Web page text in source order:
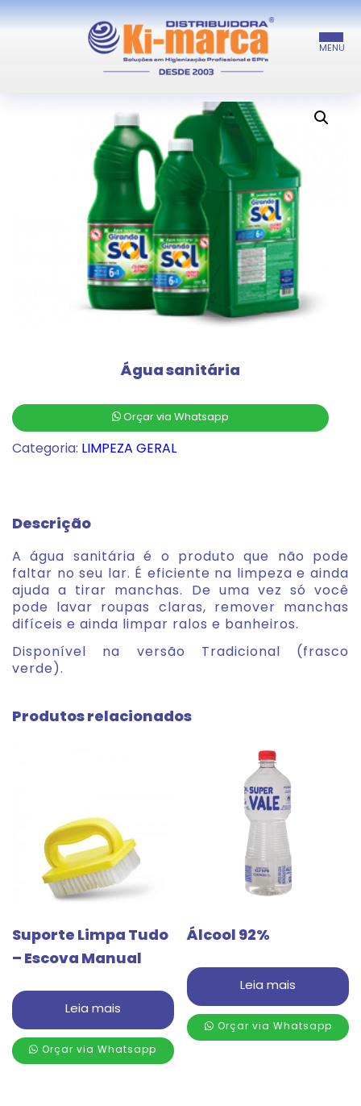
INÍCIO
PROMOÇÕES E NOVIDADES
A EMPRESA
PRODUTOS
INÍCIO/LIMPEZA GERAL/ ÁGUA SANITÁRIA
Água sanitária
Orçar via Whatsapp
Categoria: LIMPEZA GERAL
Descrição
A água sanitária é o produto que não pode
faltar no seu lar. É eficiente na limpeza e ainda
ajuda a tirar manchas. De uma vez só você
pode lavar roupas claras, remover manchas
difíceis e ainda limpar ralos e banheiros.
Disponível na versão Tradicional (frasco
verde).
Produtos relacionados
Suporte Limpa Tudo
– Escova Manual
Leia mais
Orçar via Whatsapp
Álcool 92%
Leia mais
Orçar via Whatsapp